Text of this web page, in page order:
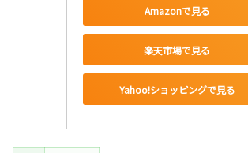
Amazonで見る
楽天市場で見る
Yahoo!ショッピングで見る